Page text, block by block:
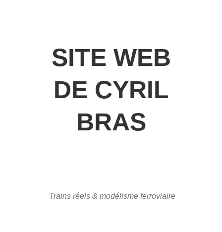
SITE WEB
DE CYRIL
BRAS
Trains réels & modélisme ferroviaire